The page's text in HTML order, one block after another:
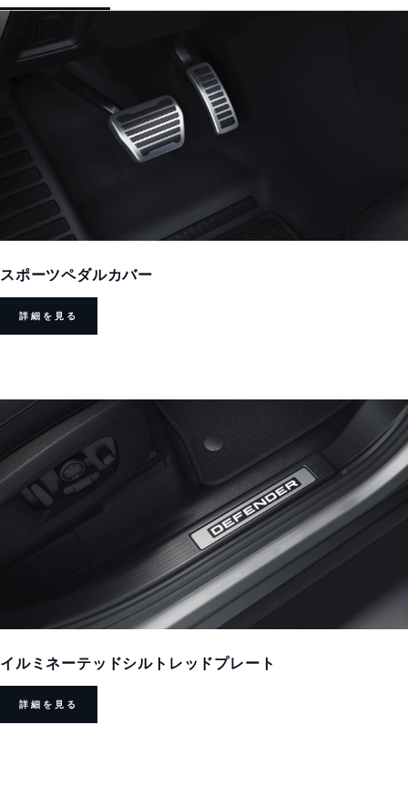
スポーツペダルカバー
詳細を見る
イルミネーテッドシルトレッドプレート
詳細を見る